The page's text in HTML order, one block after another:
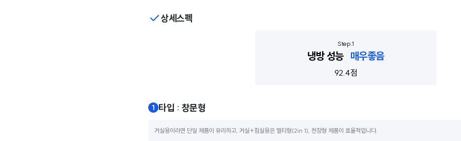
상세스펙
냉방 성능 매우좋음
92.4점
타입 : 창문형
거실용이라면 단일 제품이 유리하고, 거실+침실용은 멀티형(2in 1), 천장형 제품이 효율적입니다.